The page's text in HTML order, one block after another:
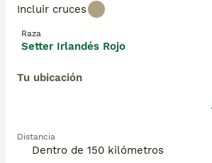
Incluir cruces
Raza
Setter Irlandés Rojo
Tu ubicación
Distancia